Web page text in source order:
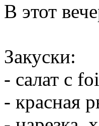
В этот
Закуски:
- салат с
- красная